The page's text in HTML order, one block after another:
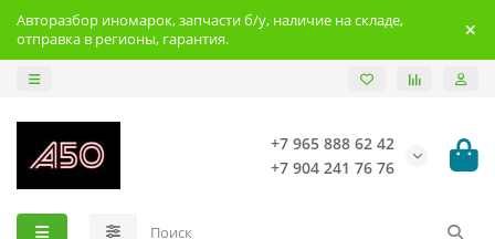
Авторазбор иномарок, запчасти б/у, наличие на складе,
отправка в регионы, гарантия.
+7 965 888 62 42
+7 904 241 76 76